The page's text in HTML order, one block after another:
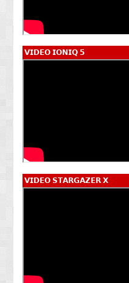
𝗩𝗜𝗗𝗘𝗢 𝗜𝗢𝗡𝗜𝗤 𝟱
𝗩𝗜𝗗𝗘𝗢 𝗦𝗧𝗔𝗥𝗚𝗔𝗭𝗘𝗥 𝗫